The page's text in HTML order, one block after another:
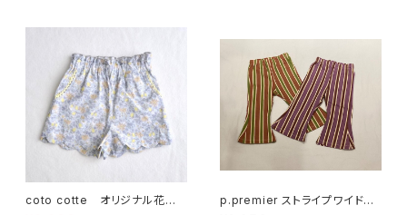
coto cotte オリジナル花柄
p.premier ストライプワイドパ